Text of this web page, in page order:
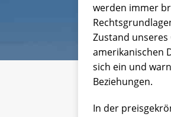
werden immer
Zustand
amerikanischen
sich ein und
Beziehungen.
In der